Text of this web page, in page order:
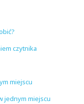
czytnika
miejscu
jednym miejscu